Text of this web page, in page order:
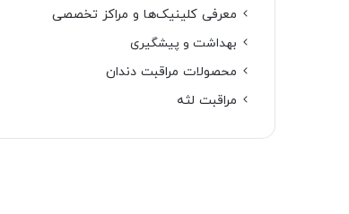
معرفی کلینیک‌ها و مراکز تخصصی
بهداشت و پیشگیری
محصولات مراقبت دندان
مراقبت لثه